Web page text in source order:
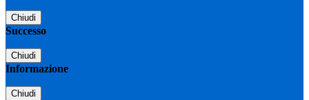
Chiudi
Successo
Chiudi
Informazione
Chiudi